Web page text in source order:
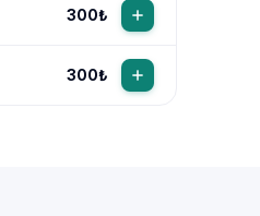
300₺
300₺